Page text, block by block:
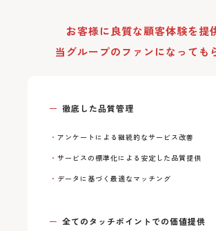
お客様に良質な顧客体験を提
当グループのファンになっても
徹底した品質管理
アンケートによる継続的なサービス改善
サービスの標準化による安定した品質提供
データに基づく最適なマッチング
全てのタッチポイントでの価値提供